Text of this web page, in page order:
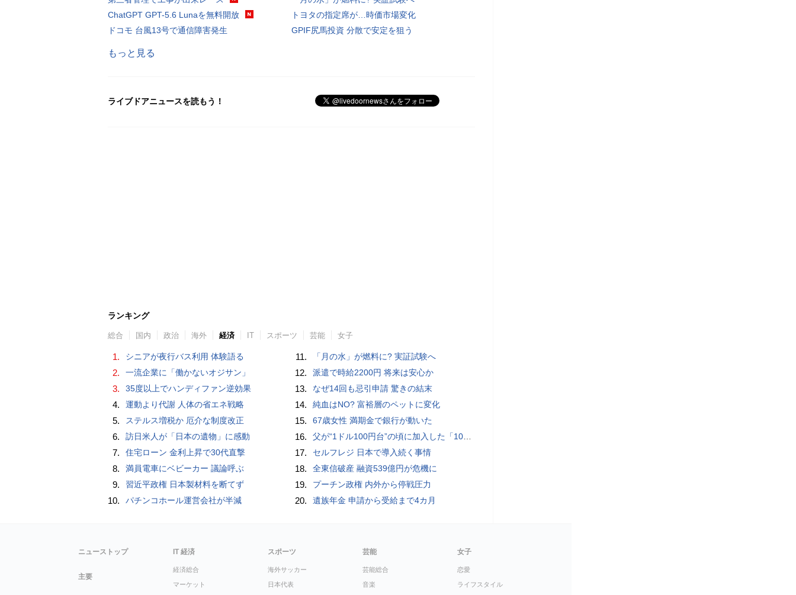
ChatGPT GPT-5.6 Lunaを無料開放
ドコモ 台風13号で通信障害発生
トヨタの指定席が…時価市場変化
GPIF尻馬投資 分散で安定を狙う
もっと見る
ライブドアニュースを読もう！
ランキング
総合 国内 政治 海外 経済 IT スポーツ 芸能 女子
1. シニアが夜行バス利用 体験語る
2. 一流企業に「働かないオジサン」
3. 35度以上でハンディファン逆効果
4. 運動より代謝 人体の省エネ戦略
5. ステルス増税か 厄介な制度改正
6. 訪日米人が「日本の遺物」に感動
7. 住宅ローン 金利上昇で30代直撃
8. 満員電車にベビーカー 議論呼ぶ
9. 習近平政権 日本製材料を断てず
10. パチンコホール運営会社が半減
11. 「月の水」が燃料に? 実証試験へ
12. 派遣で時給2200円 将来は安心か
13. なぜ14回も忌引申請 驚きの結末
14. 純血はNO? 富裕層のペットに変化
15. 67歳女性 満期金で銀行が動いた
16. 父が“1ドル100円台”の頃に加入した「1000万円の外貨建て保険」が、円安で「評価額1610万円」に…“相続税額”はいくら増えますか？ 死後も税金が動くケースとは
17. セルフレジ 日本で導入続く事情
18. 全東信破産 融資539億円が危機に
19. プーチン政権 内外から停戦圧力
20. 遺族年金 申請から受給まで4カ月
ニューストップ
主要
IT 経済
経済総合
マーケット
スポーツ
海外サッカー
日本代表
芸能
芸能総合
音楽
女子
恋愛
ライフスタイル